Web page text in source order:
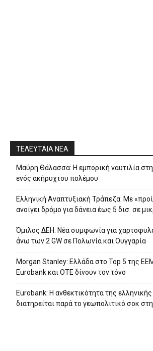
ΤΕΛΕΥΤΑΙΑ ΝΕΑ
Μαύρη Θάλασσα: Η εμπορική ναυτιλία
ενός ακήρυχτου πολέμου
Ελληνική Αναπτυξιακή Τράπεζα: Με
ανοίγει δρόμο για δάνεια έως 5 δισ. σε
Όμιλος ΔΕΗ: Νέα συμφωνία για
άνω των 2 GW σε Πολωνία και Ουγγαρία
Morgan Stanley: Ελλάδα στο Top 5 της
Eurobank και ΟΤΕ δίνουν τον τόνο
Eurobank: Η ανθεκτικότητα της
διατηρείται παρά το γεωπολιτικό σοκ